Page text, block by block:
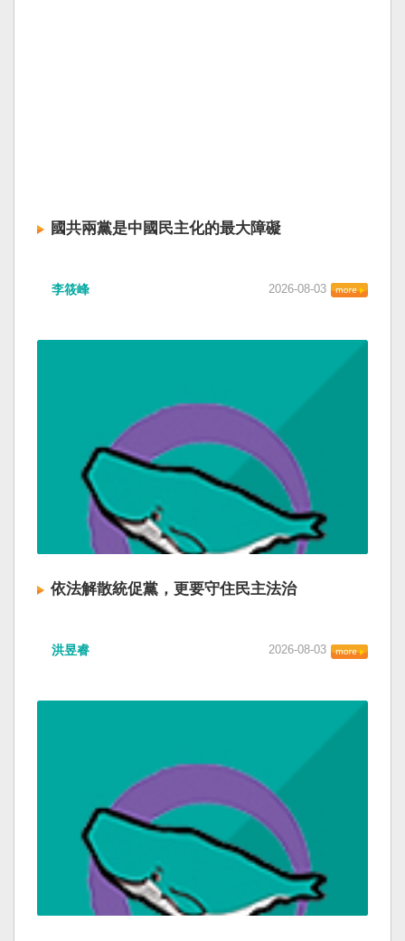
國共兩黨是中國民主化的最大障礙
李筱峰 2026-08-03
依法解散統促黨，更要守住民主法治
洪昱睿 2026-08-03